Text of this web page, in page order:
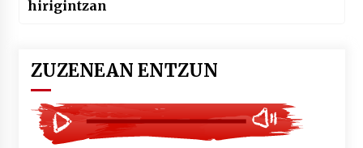
hirigintzan
ZUZENEAN ENTZUN